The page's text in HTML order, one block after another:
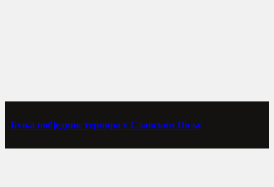
Буња побједник турнира у Славском Пољу